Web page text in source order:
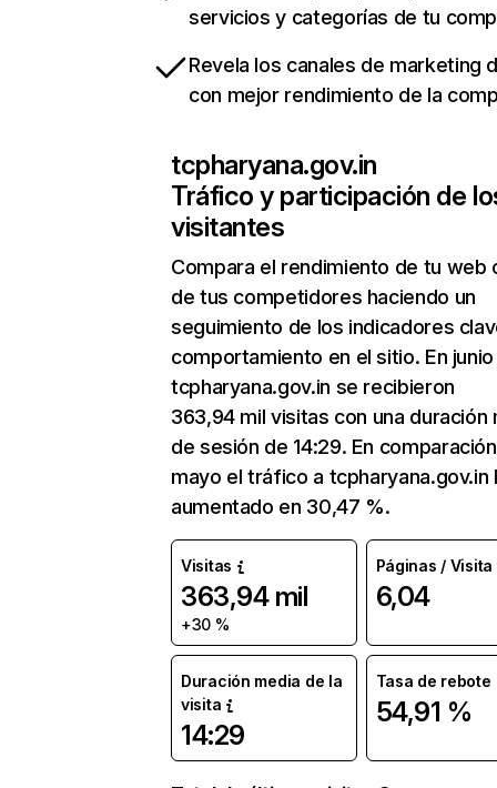
servicios y categorías de tu
Revela los canales de marketing
con mejor rendimiento de la
tcpharyana.gov.in
Tráfico y participación de
visitantes
Compara el rendimiento de tu web
de tus competidores haciendo un
seguimiento de los indicadores
comportamiento en el sitio. En junio
tcpharyana.gov.in se recibieron
363,94 mil visitas con una duración
de sesión de 14:29. En
mayo el tráfico a tcpharyana.gov.in
aumentado en 30,47 %.
Visitas
363,94 mil
+30 %
Páginas / Visita
6,04
Duración media de la
visita
14:29
Tasa de rebote
54,91 %